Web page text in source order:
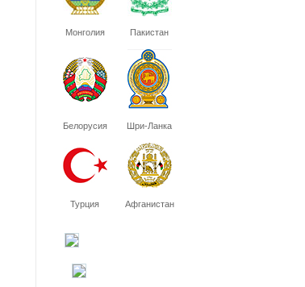
Монголия Пакистан
Белорусия Шри-Ланка
Турция Афганистан